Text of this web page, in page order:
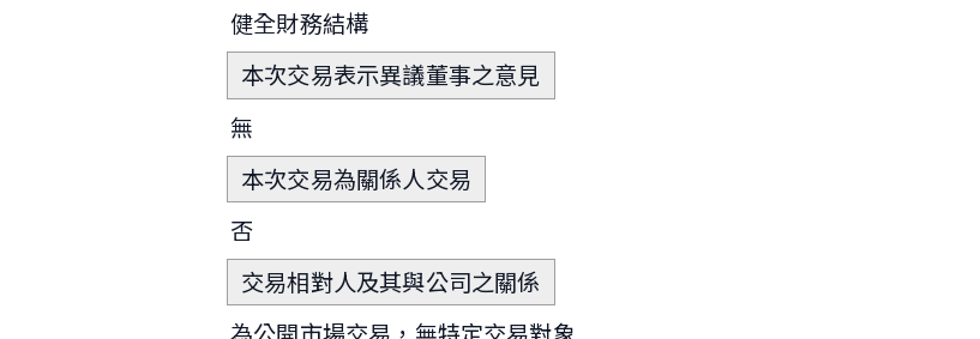
健全財務結構
本次交易表示異議董事之意見
無
本次交易為關係人交易
否
交易相對人及其與公司之關係